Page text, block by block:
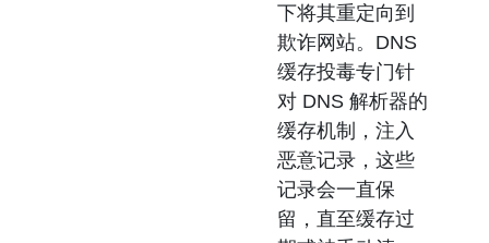
下将其重定向到
欺诈网站。DNS
缓存投毒专门针
对 DNS 解析器的
缓存机制，注入
恶意记录，这些
记录会一直保
留，直至缓存过